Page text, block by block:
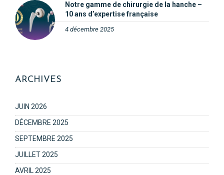
Notre gamme de chirurgie de la hanche –
10 ans d’expertise française
4 décembre 2025
ARCHIVES
JUIN 2026
DÉCEMBRE 2025
SEPTEMBRE 2025
JUILLET 2025
AVRIL 2025